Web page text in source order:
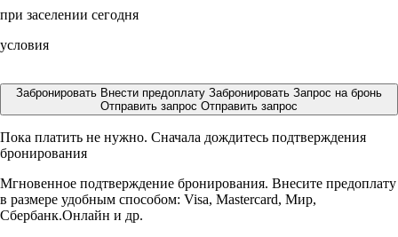
при заселении сегодня
условия
Забронировать Внести предоплату Забронировать Запрос на бронь
Отправить запрос Отправить запрос
Пока платить не нужно. Сначала дождитесь подтверждения
бронирования
Мгновенное подтверждение бронирования. Внесите предоплату
в размере удобным способом: Visa, Mastercard, Мир,
Сбербанк.Онлайн и др.